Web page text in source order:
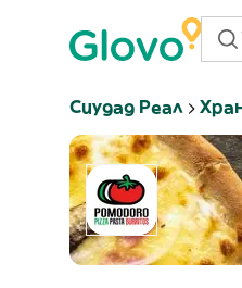
Сиудад Реал